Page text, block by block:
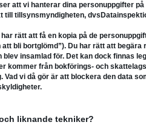
att vi hanterar dina personuppgifter
till tillsynsmyndigheten,
rätt att få en kopia på de
att bli bortglömd”). Du har rätt att
blev insamlad för. Det kan dock finnas
kommer från bokförings- och
Vad vi då gör är att blockera den data
liknande tekniker?